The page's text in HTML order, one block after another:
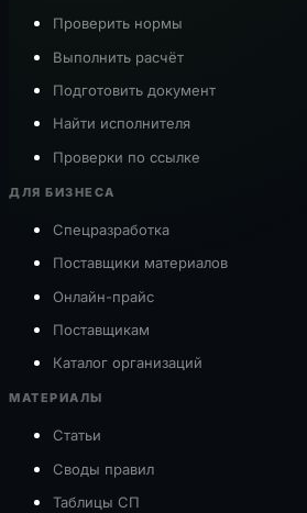
Проверить нормы
Выполнить расчёт
Подготовить документ
Найти исполнителя
Проверки по ссылке
ДЛЯ БИЗНЕСА
Спецразработка
Поставщики материалов
Онлайн-прайс
Поставщикам
Каталог организаций
МАТЕРИАЛЫ
Статьи
Своды правил
Таблицы СП